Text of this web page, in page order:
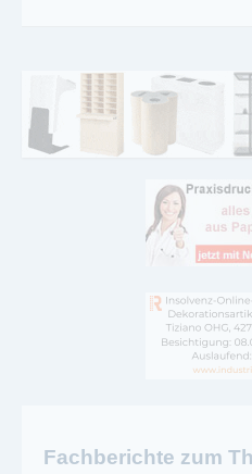
Fachberichte zum